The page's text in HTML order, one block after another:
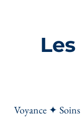
Voyance ✦